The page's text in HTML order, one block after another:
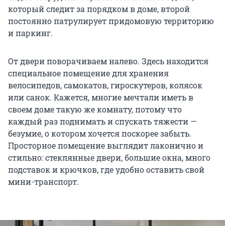
который следит за порядком в доме, второй
постоянно патрулирует придомовую территорию
и паркинг.
От двери поворачиваем налево. Здесь находится
специальное помещение для хранения
велосипедов, самокатов, гироскутеров, колясок
или санок. Кажется, многие мечтали иметь в
своем доме такую же комнату, потому что
каждый раз поднимать и спускать тяжести —
безумие, о котором хочется поскорее забыть.
Просторное помещение выглядит лаконично и
стильно: стеклянные двери, большие окна, много
подставок и крючков, где удобно оставить свой
мини-транспорт.